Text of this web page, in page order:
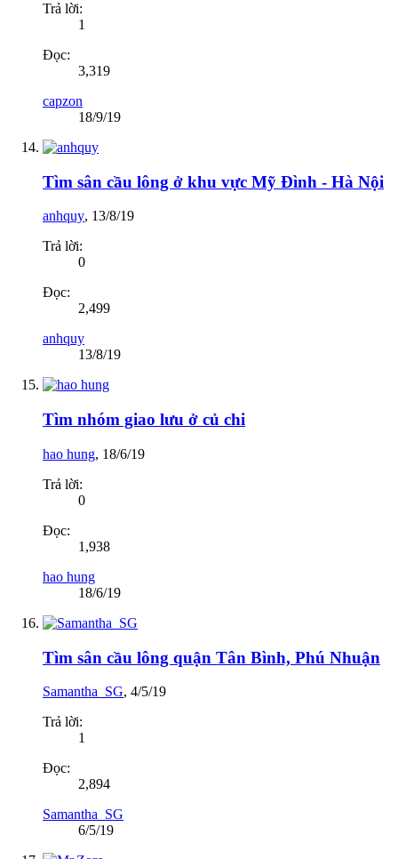
Trả lời:
1
Đọc:
3,319
capzon
18/9/19
Tìm sân cầu lông ở khu vực Mỹ Đình - Hà Nội
anhquy, 13/8/19
Trả lời:
0
Đọc:
2,499
anhquy
13/8/19
Tìm nhóm giao lưu ở củ chi
hao hung, 18/6/19
Trả lời:
0
Đọc:
1,938
hao hung
18/6/19
Tìm sân cầu lông quận Tân Bình, Phú Nhuận
Samantha_SG, 4/5/19
Trả lời:
1
Đọc:
2,894
Samantha_SG
6/5/19